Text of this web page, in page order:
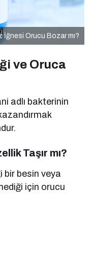
İğnesi Orucu Bozar mı?
ve Oruca
adlı bakterinin
Taşır mı?
bir besin veya
için orucu